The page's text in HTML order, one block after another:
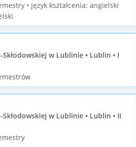
• język kształcenia: angielski
w Lublinie • Lublin • I
w Lublinie • Lublin • II